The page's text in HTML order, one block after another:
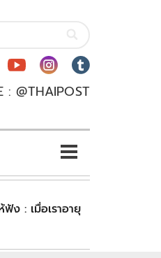
: @THAIPOST
ฟัง : เมื่อเราอายุ